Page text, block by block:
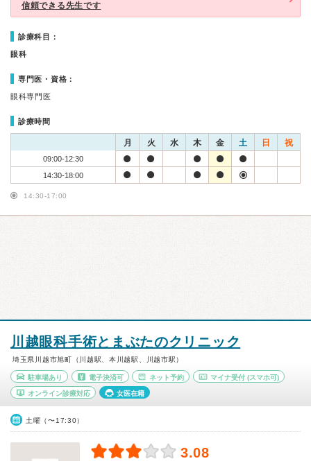
信頼できる先生です
診療科目：
眼科
専門医・資格：
眼科専門医
診療時間
月 火 水 木 金 土 日 祝
09:00-12:30
14:30-18:00
14:30-17:00
川越眼科手術とまぶたのクリニック
埼玉県川越市旭町（川越駅、本川越駅、川越市駅）
駐車場あり 電子決済可 ネット予約 マイナ受付 (スマホ可)
オンライン診療対応 女医在籍
土曜（〜17:30）
3.08